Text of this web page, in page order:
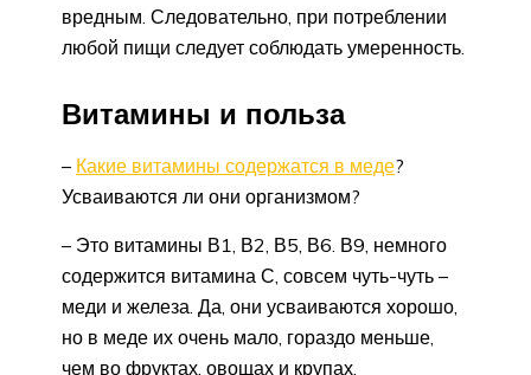
вредным. Следовательно, при потреблении
любой пищи следует соблюдать умеренность.
Витамины и польза
– Какие витамины содержатся в меде?
Усваиваются ли они организмом?
– Это витамины В1, В2, В5, В6. В9, немного
содержится витамина С, совсем чуть-чуть –
меди и железа. Да, они усваиваются хорошо,
но в меде их очень мало, гораздо меньше,
чем во фруктах, овощах и крупах.